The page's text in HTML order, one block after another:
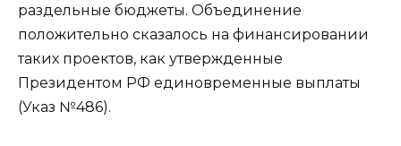
раздельные бюджеты. Объединение
положительно сказалось на финансировании
таких проектов, как утвержденные
Президентом РФ единовременные выплаты
(Указ №486).